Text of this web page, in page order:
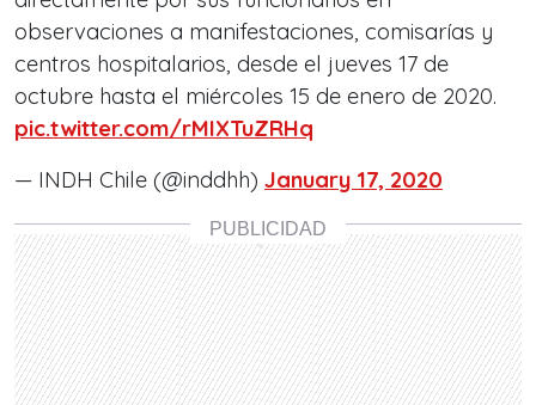
observaciones a manifestaciones, comisarías y
centros hospitalarios, desde el jueves 17 de
octubre hasta el miércoles 15 de enero de 2020.
pic.twitter.com/rMIXTuZRHq
— INDH Chile (@inddhh) January 17, 2020